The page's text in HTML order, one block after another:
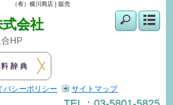
（有）横川商店 | 販売
式会社
HP
バシーポリシー
サイトマップ